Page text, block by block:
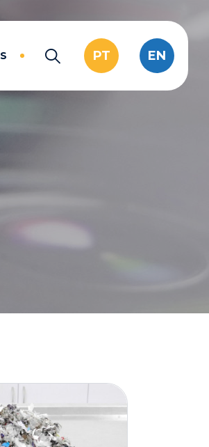
PT EN